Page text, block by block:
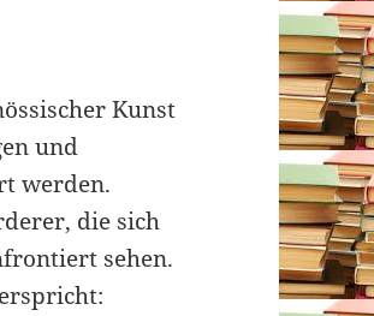
Kunst
und
werden.
die sich
sehen.